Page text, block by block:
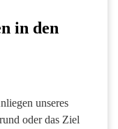
in den
unseres
oder das Ziel